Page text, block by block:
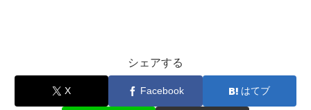
シェアする
X Facebook はてブ